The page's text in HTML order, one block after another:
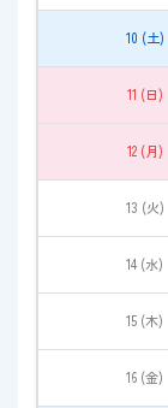
10 (土)
11 (日)
12 (月)
13 (火)
14 (水)
15 (木)
16 (金)